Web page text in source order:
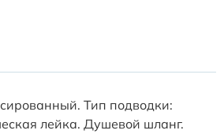
Тип подводки:
лейка. Душевой шланг.